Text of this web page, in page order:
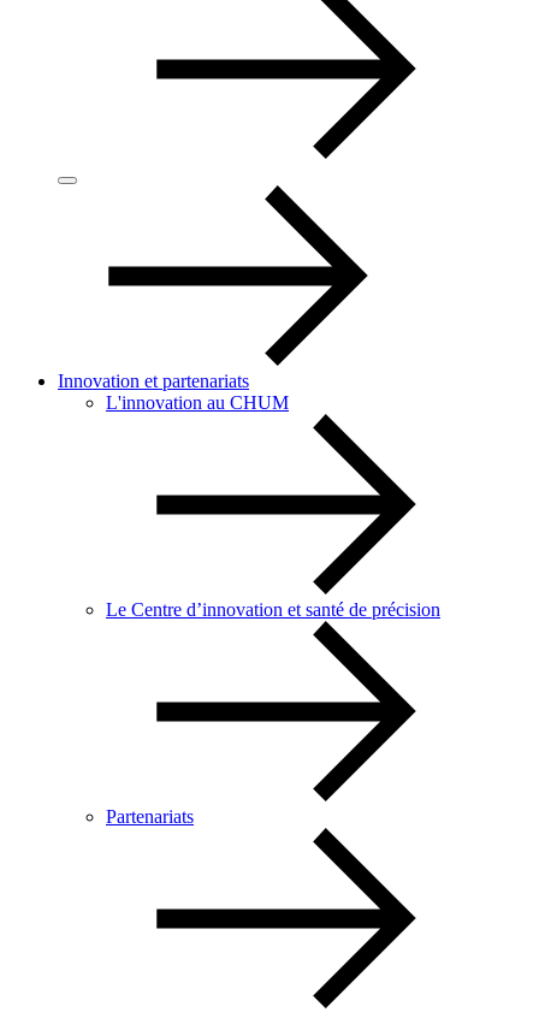
Innovation et partenariats
L'innovation au CHUM
Le Centre d’innovation et santé de précision
Partenariats